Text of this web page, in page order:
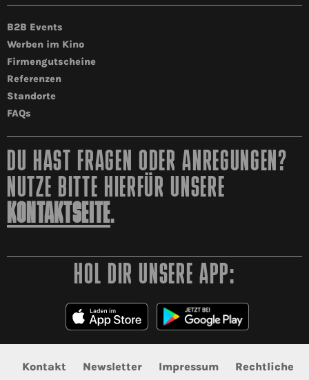
B2B Events
Werben im Kino
Firmengutscheine
Referenzen
Standorte
FAQs
DU HAST FRAGEN ODER ANREGUNGEN?
NUTZE BITTE HIERFÜR UNSERE
KONTAKTSEITE.
HOL DIR UNSERE APP:
Kontakt Newsletter Impressum
Rechtliche